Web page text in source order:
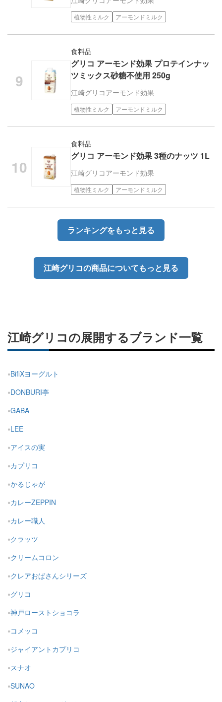
植物性ミルク アーモンドミルク
食料品
グリコ アーモンド効果 プロテインナッ
ツミックス砂糖不使用 250g
江崎グリコアーモンド効果
植物性ミルク アーモンドミルク
食料品
グリコ アーモンド効果 3種のナッツ 1L
江崎グリコアーモンド効果
植物性ミルク アーモンドミルク
ランキングをもっと見る
江崎グリコの商品についてもっと見る
江崎グリコの展開するブランド一覧
BifiXヨーグルト
DONBURI亭
GABA
LEE
アイスの実
カプリコ
かるじゃが
カレーZEPPIN
カレー職人
クラッツ
クリームコロン
クレアおばさんシリーズ
グリコ
神戸ローストショコラ
コメッコ
ジャイアントカプリコ
スナオ
SUNAO